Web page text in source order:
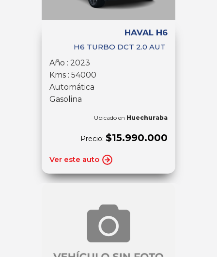
HAVAL H6
H6 TURBO DCT 2.0 AUT
Año : 2023
Kms : 54000
Automática
Gasolina
Ubicado en Huechuraba
Precio: $15.990.000
Ver este auto